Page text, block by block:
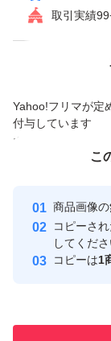
価お願いします
ば対応すると明
入しないでくだ
不当評価扱いで
エアーストーン
たり）です。気
い。 『汚い』
アーストーンが
茶色がかって
取引実績
Yahoo!フリマが定
付与しています
安心取引出品者
取引実績
取引実績◯+
Yahoo!オークシ
商品への質問
こ
商品画像の
コピーさ
してくだ
コピーは1
この商品をみて